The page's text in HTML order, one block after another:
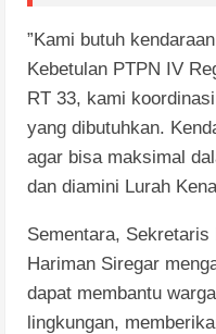
”Kami butuh
Kebetulan PTPN IV
RT 33, kami
yang dibutuhkan.
agar bisa maksimal
dan diamini Lurah
Sementara,
Hariman Siregar
dapat membantu
lingkungan,